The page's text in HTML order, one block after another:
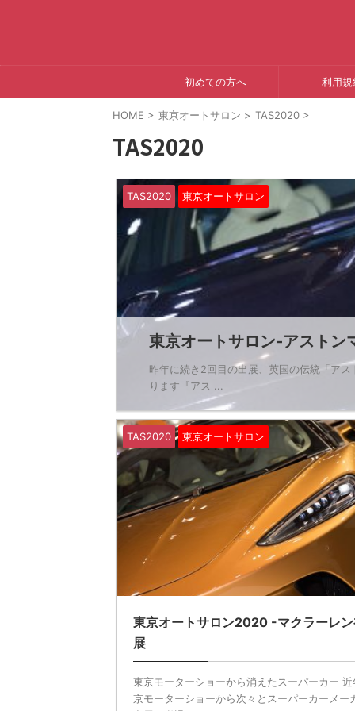
初めての方へ 利用規
HOME > 東京オートサロン > TAS2020 >
TAS2020
TAS2020 東京オートサロン
東京オートサロン-アストン
昨年に続き2回目の出展、英国の伝統「ア
ります『アス ...
TAS2020 東京オートサロン
東京オートサロン2020 -マクラーレ
展
東京モーターショーから消えたスーパーカー 近
京モーターショーから次々とスーパーカーメー